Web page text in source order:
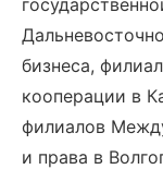
бизнеса,
кооперации в
филиалов
и права в